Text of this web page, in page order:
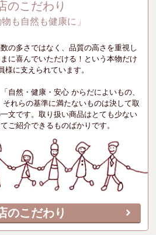
のこだわり
物も自然も健康に」
の多さではなく、品質の高さを重視し
に喜んでいただける！という本物だけ
に支えられています。
自然・健康・安心 からだによいもの、
れらの基準に満たないものは決して取
文です。取り扱い商品はとても少ない
ご紹介できるものばかりです。
のこだわり